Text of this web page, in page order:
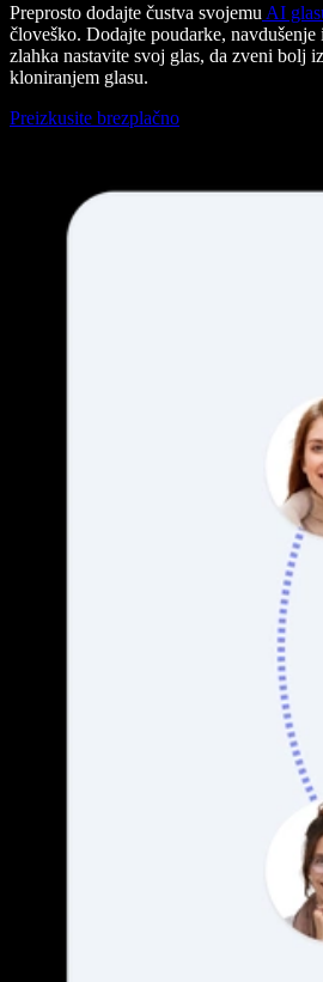
Preprosto dodajte čustva svojemu AI
človeško. Dodajte poudarke,
zlahka nastavite svoj glas, da zveni bolj
kloniranjem glasu.
Preizkusite brezplačno